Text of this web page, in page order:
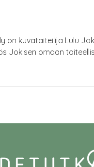
on kuvataiteilija Lulu
Jokisen omaan